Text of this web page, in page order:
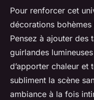
Pour renforcer cet
décorations bohèmes
Pensez à ajouter des
guirlandes
d’apporter chaleur et
subliment la scène
ambiance à la fois